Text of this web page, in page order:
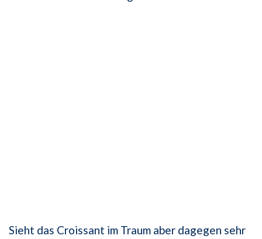
Sieht das Croissant im Traum aber dagegen sehr